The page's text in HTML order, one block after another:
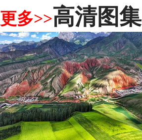
更多>>高清图集